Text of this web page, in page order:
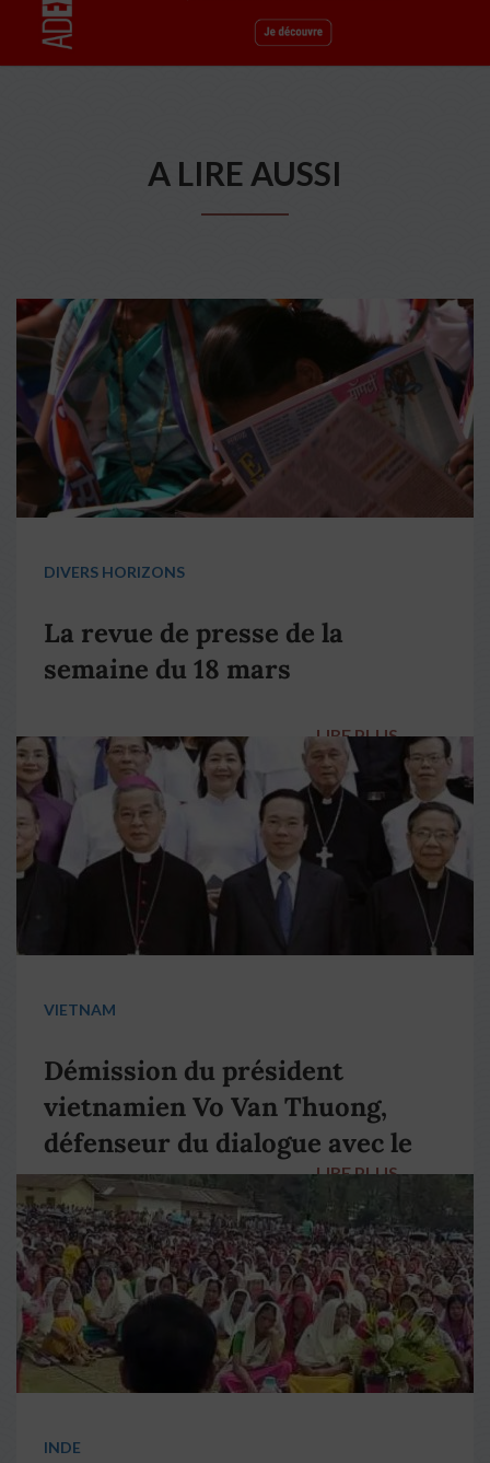
A LIRE AUSSI
DIVERS HORIZONS
La revue de presse de la
semaine du 18 mars
LIRE PLUS →
VIETNAM
Démission du président
vietnamien Vo Van Thuong,
défenseur du dialogue avec le
pape François
LIRE PLUS →
INDE